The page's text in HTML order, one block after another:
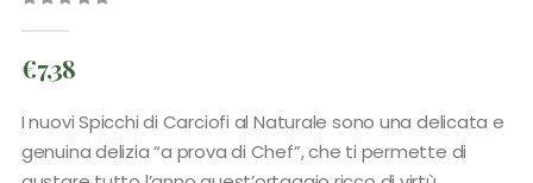
€7,38
I nuovi Spicchi di Carciofi al Naturale sono una delicata e
genuina delizia “a prova di Chef”, che ti permette di